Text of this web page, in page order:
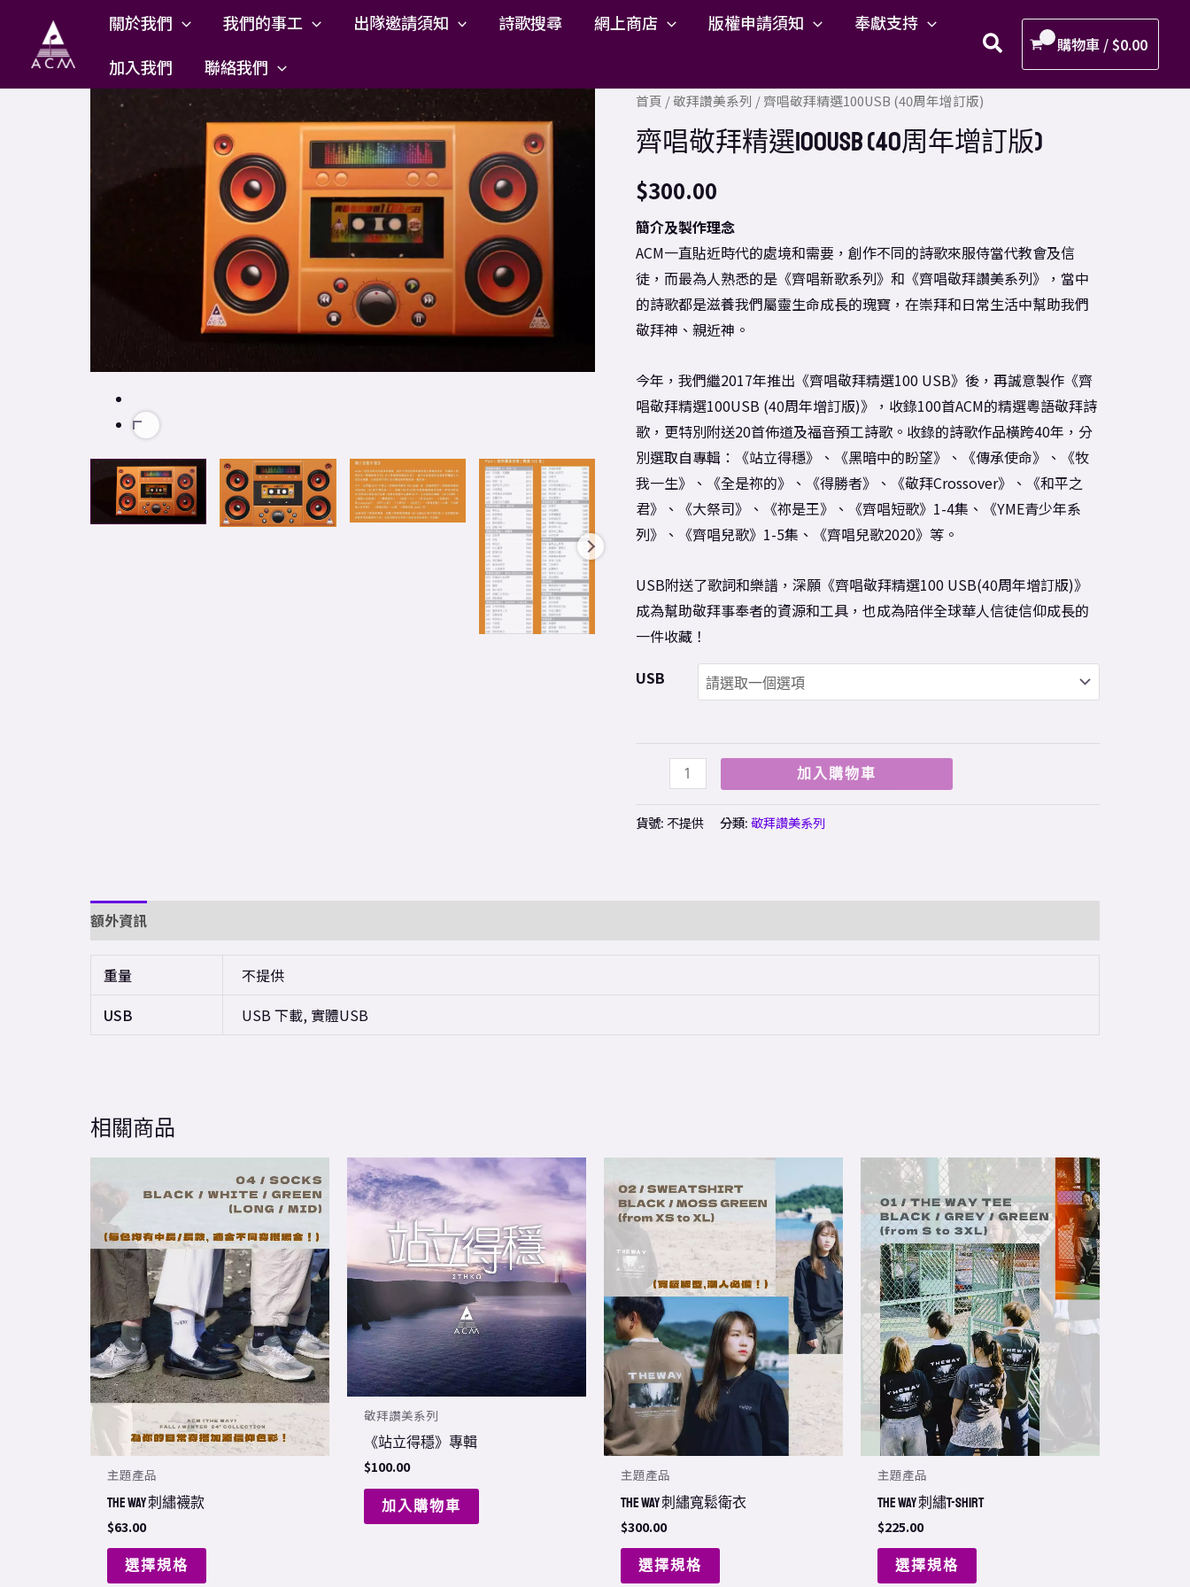
content
關於我們 我們的事工 出隊邀請須知 詩歌搜尋 網上商店 版權申請須知
奉獻支持
加入我們
聯絡我們
購物車 /$0.00
首頁 /敬拜讚美系列 / 齊唱敬拜精選100USB (40周年增訂版)
齊唱敬拜精選100USB (40周年增訂版)
$300.00
簡介及製作理念
ACM一直貼近時代的處境和需要，創作不同的詩歌來服侍當代教會及信
徒，而最為人熟悉的是《齊唱新歌系列》和《齊唱敬拜讚美系列》，當中
的詩歌都是滋養我們屬靈生命成長的瑰寶，在崇拜和日常生活中幫助我們
敬拜神、親近神。
今年，我們繼2017年推出《齊唱敬拜精選100 USB》後，再誠意製作《齊
唱敬拜精選100USB (40周年增訂版)》，收錄100首ACM的精選粵語敬拜詩
歌，更特別附送20首佈道及福音預工詩歌。收錄的詩歌作品橫跨40年，分
別選取自專輯：《站立得穩》、《黑暗中的盼望》、《傳承使命》、《牧
我一生》、《全是祢的》、《得勝者》、《敬拜Crossover》、《和平之
君》、《大祭司》、《祢是王》、《齊唱短歌》1-4集、《YME青少年系
列》、《齊唱兒歌》1-5集、《齊唱兒歌2020》等。
USB附送了歌詞和樂譜，深願《齊唱敬拜精選100 USB(40周年增訂版)》
成為幫助敬拜事奉者的資源和工具，也成為陪伴全球華人信徒信仰成長的
一件收藏！
USB
齊
唱
敬
拜
精
選
100USB
(40
周
年
訂
版)
數
量
加入購物車
貨號:不提供 分類:敬拜讚美系列
額外資訊
重量
不提供
USB
USB 下載, 實體USB
相關商品
主題產品
THE WAY 刺繡襪款
$63.00
選擇規格
product
multiple
variants.
The
options
may
be
chosen
on
the
敬拜讚美系列
《站立得穩》專輯
$100.00
加入購物車
主題產品
THE WAY 刺繡寬鬆衛衣
$300.00
選擇規格
product
has
multiple
variants.
The
options
may
be
chosen
the
page
主題產品
THE WAY 刺繡T-shirt
$225.00
選擇規格
This
product
has
multiple
variants.
The
options
may
be
chosen
on
the
page